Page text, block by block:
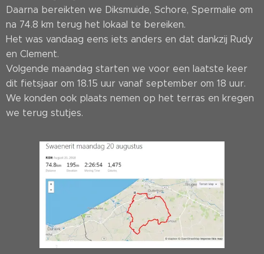
Daarna bereikten we Diksmuide, Schore, Spermalie om
na 74.8 km terug het lokaal te bereiken.
Het was vandaag eens iets anders en dat dankzij Rudy
en Clement.
Volgende maandag starten we voor een laatste keer
dit fietsjaar om 18.15 uur vanaf september om 18 uur.
We konden ook plaats nemen op het terras en kregen
we terug stutjes.